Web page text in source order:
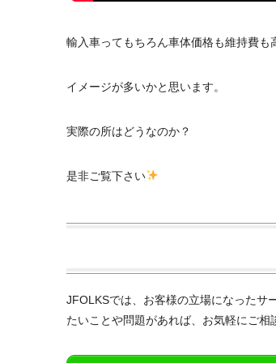
輸入車ってもちろん車体価格も維持費
イメージが多いかと思います。
実際の所はどうなのか？
是非ご覧下さい
JFOLKSでは、お客様の立場になったサ
たいことや問題があれば、お気軽にご相